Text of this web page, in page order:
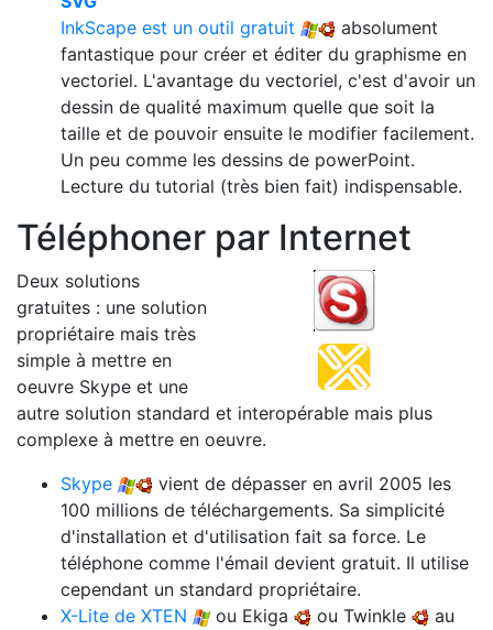
InkScape est un outil gratuit
absolument
fantastique pour créer et éditer du graphisme en
vectoriel. L'avantage du vectoriel, c'est d'avoir un
dessin de qualité maximum quelle que soit la
taille et de pouvoir ensuite le modifier facilement.
Un peu comme les dessins de powerPoint.
Lecture du tutorial (très bien fait) indispensable.
Téléphoner par Internet
Deux solutions
gratuites : une solution
propriétaire mais très
simple à mettre en
oeuvre Skype et une
autre solution standard et interopérable mais plus
complexe à mettre en oeuvre.
Skype
vient de dépasser en avril 2005 les
100 millions de téléchargements. Sa simplicité
d'installation et d'utilisation fait sa force. Le
téléphone comme l'émail devient gratuit. Il utilise
cependant un standard propriétaire.
X-Lite de XTEN
ou Ekiga ou Twinkle
au